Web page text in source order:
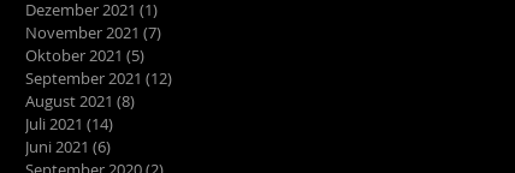
Dezember 2021 (1)
November 2021 (7)
Oktober 2021 (5)
September 2021 (12)
August 2021 (8)
Juli 2021 (14)
Juni 2021 (6)